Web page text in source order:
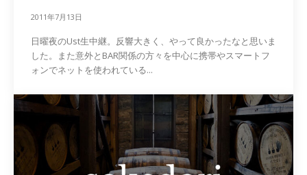
2011年7月13日
日曜夜のUst生中継。反響大きく、やって良かったなと思いま
した。また意外とBAR関係の方々を中心に携帯やスマートフ
ォンでネットを使われている...